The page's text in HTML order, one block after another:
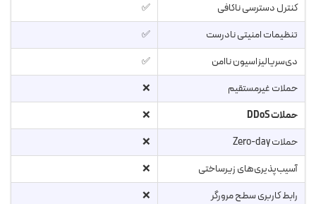
کنترل دسترسی ناکافی
✅
تنظیمات امنیتی نادرست
✅
دی‌سریالیزاسیون ناامن
✅
حملات غیرمستقیم
❌
حملات DDoS
❌
حملات Zero-day
❌
آسیب‌پذیری‌های زیرساختی
❌
رابط کاربری سطح مرورگر
❌